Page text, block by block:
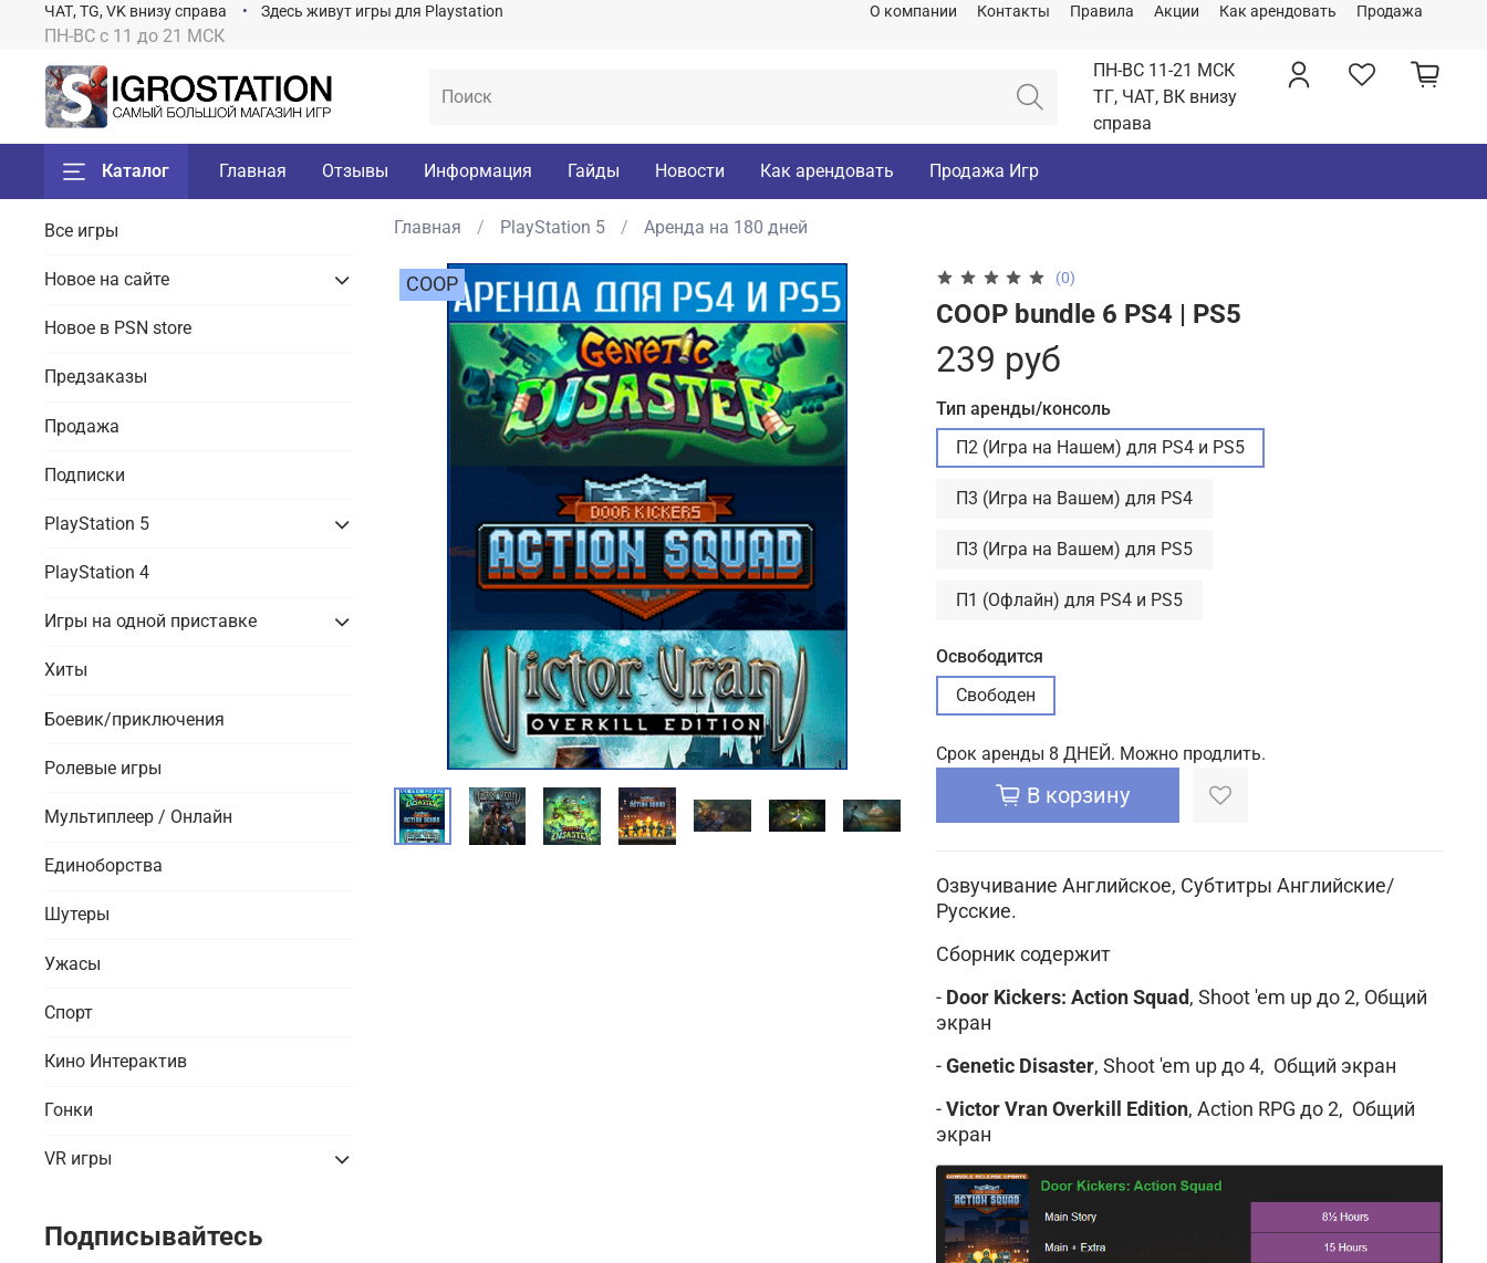
О компании Контакты Правила Акции Как арендовать Продажа
ПН-ВС с 11 до 21 МСК
ЧАТ, TG, VK внизу справа Здесь живут игры для Playstation
ПН-ВС 11-21 МСК
ТГ, ЧАТ, ВК внизу
справа
Каталог Главная Отзывы Информация Гайды Новости Как арендовать Продажа Игр
Главная PlayStation 5 Аренда на 180 дней
COOP (0)
COOP bundle 6 PS4 | PS5
239 руб
Тип аренды/консоль
П2 (Игра на Нашем) для PS4 и PS5
П3 (Игра на Вашем) для PS4
П3 (Игра на Вашем) для PS5
П1 (Офлайн) для PS4 и PS5
Освободится
Свободен
Срок аренды 8 ДНЕЙ. Можно продлить.
В корзину
Озвучивание Английское, Субтитры Английские/
Русские.
Сборник содержит
-Door Kickers: Action Squad, Shoot 'em up до 2, Общий
экран
-Genetic Disaster, Shoot 'em up до 4, Общий экран
-Victor Vran Overkill Edition, Action RPG до 2, Общий
экран
Все игры
Новое на сайте
Новое в PSN store
Предзаказы
Продажа
Подписки
PlayStation 5
PlayStation 4
Игры на одной приставке
Хиты
Боевик/приключения
Ролевые игры
Мультиплеер / Онлайн
Единоборства
Шутеры
Ужасы
Спорт
Кино Интерактив
Гонки
VR игры
Подписывайтесь